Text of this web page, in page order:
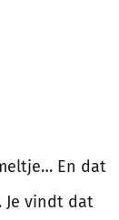
En dat
Je vindt dat